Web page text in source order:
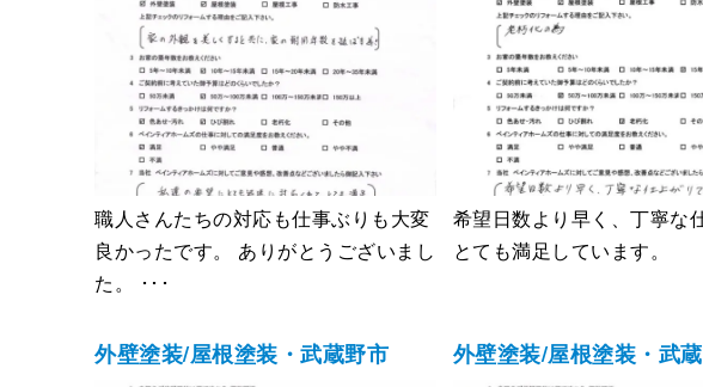
職人さんたちの対応も仕事ぶりも大変
良かったです。 ありがとうございまし
た。 ･･･
希望日数より早く、丁寧な
とても満足しています。
外壁塗装/屋根塗装・武蔵野市 外壁塗装/屋根塗装・武